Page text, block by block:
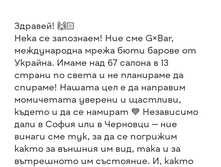
Здравей! 🙌🏻
Нека се запознаем! Ние сме G×Bar,
международна мрежа бюти барове от
Украйна. Имаме над 67 салона в 13
страни по света и не планираме да
спираме! Нашата цел е да направим
момичетата уверени и щастливи,
където и да се намират 💙 Независимо
дали в София или в Черновци — ние
винаги сме тук, за да се погрижим
както за външния им вид, така и за
вътрешното им състояние. И, както